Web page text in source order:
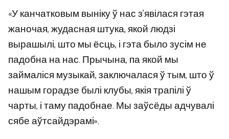
«У канчатковым выніку ў нас з’явілася гэтая
жаночая, жудасная штука, якой людзі
вырашылі, што мы ёсць, і гэта было зусім не
падобна на нас. Прычына, па якой мы
займаліся музыкай, заключалася ў тым, што ў
нашым горадзе былі клубы, якія трапілі ў
чарты, і таму падобнае. Мы заўсёды адчувалі
сябе аўтсайдэрамі».